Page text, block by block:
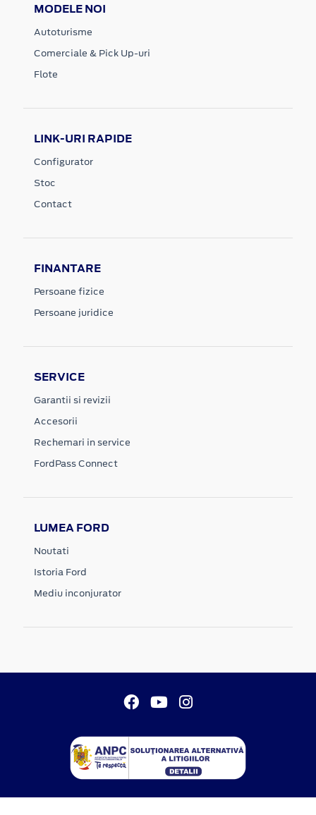
MODELE NOI
Autoturisme
Comerciale & Pick Up-uri
Flote
LINK-URI RAPIDE
Configurator
Stoc
Contact
FINANTARE
Persoane fizice
Persoane juridice
SERVICE
Garantii si revizii
Accesorii
Rechemari in service
FordPass Connect
LUMEA FORD
Noutati
Istoria Ford
Mediu inconjurator